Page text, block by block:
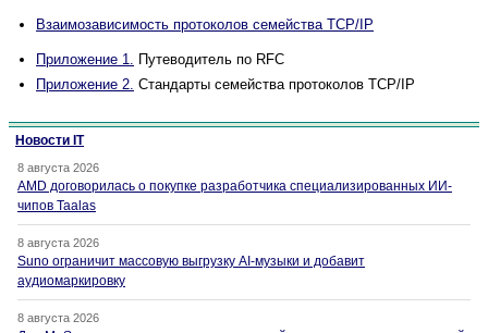
Взаимозависимость протоколов семейства TCP/IP
Приложение 1.
Путеводитель по RFC
Приложение 2. Стандарты семейства протоколов TCP/IP
Новости IT
8 августа 2026
AMD договорилась о покупке разработчика специализированных ИИ-
чипов Taalas
8 августа 2026
Suno ограничит массовую выгрузку AI-музыки и добавит
аудиомаркировку
8 августа 2026